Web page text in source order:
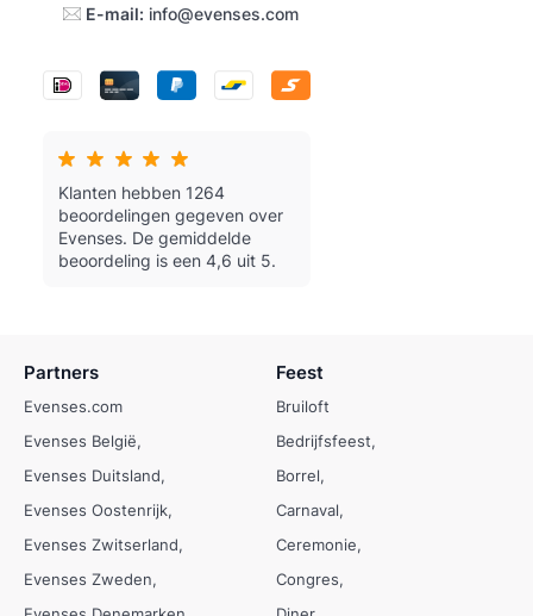
E-mail: info@evenses.com
Klanten hebben 1264
beoordelingen gegeven over
Evenses. De gemiddelde
beoordeling is een 4,6 uit 5.
Partners
Evenses.com
Evenses België
Evenses Duitsland
Evenses Oostenrijk
Evenses Zwitserland
Evenses Zweden
Feest
Bruiloft
Bedrijfsfeest
Borrel
Carnaval
Ceremonie
Congres